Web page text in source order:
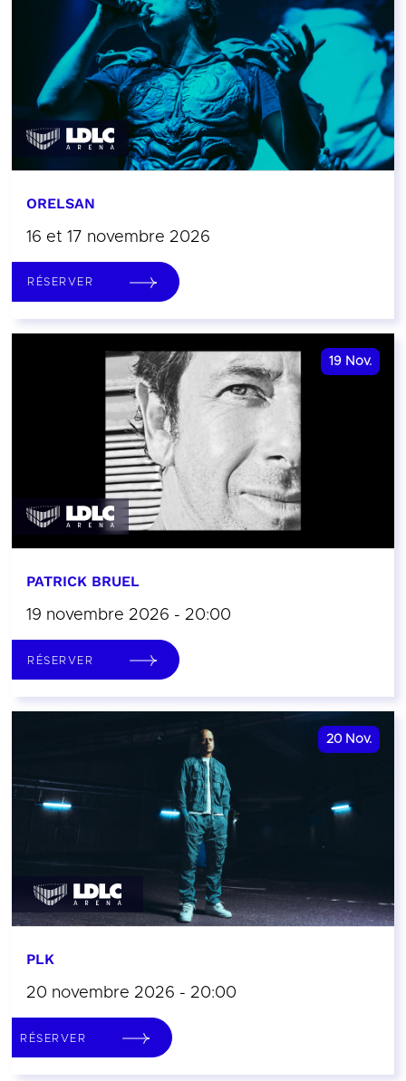
ORELSAN
16 et 17 novembre 2026
RÉSERVER
19 Nov.
PATRICK BRUEL
19 novembre 2026 - 20:00
RÉSERVER
20 Nov.
PLK
20 novembre 2026 - 20:00
RÉSERVER